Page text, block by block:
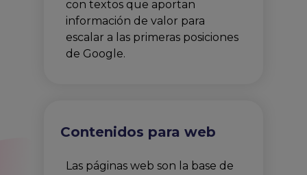
con textos que aportan
información de valor para
escalar a las primeras posiciones
de Google.
Contenidos para web
Las páginas web son la base de